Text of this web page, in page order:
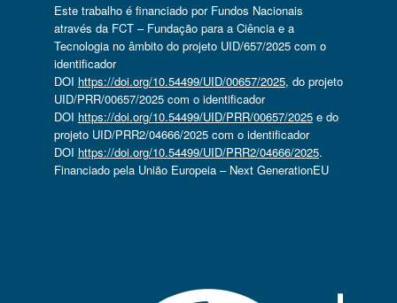
Este trabalho é financiado por Fundos Nacionais
através da FCT – Fundação para a Ciência e a
Tecnologia no âmbito do projeto UID/657/2025 com o
identificador
DOI https://doi.org/10.54499/UID/00657/2025, do projeto
UID/PRR/00657/2025 com o identificador
DOI https://doi.org/10.54499/UID/PRR/00657/2025e do
projeto UID/PRR2/04666/2025 com o identificador
DOI https://doi.org/10.54499/UID/PRR2/04666/2025.
Financiado pela União Europeia – Next GenerationEU